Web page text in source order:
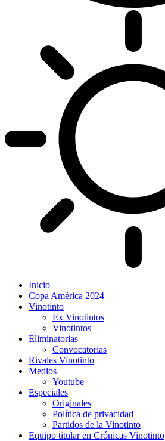
Inicio
Copa América 2024
Vinotinto
Ex Vinotintos
Vinotintos
Eliminatorias
Convocatorias
Rivales Vinotinto
Medios
Youtube
Especiales
Originales
Política de privacidad
Partidos de la Vinotinto
Equipo titular en Crónicas Vinotinto